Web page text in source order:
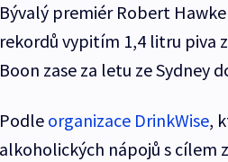
Bývalý premiér Robert
rekordů vypitím 1,4 litru piva
Boon zase za letu ze Sydney
Podle organizace DrinkWise,
alkoholických nápojů s cílem